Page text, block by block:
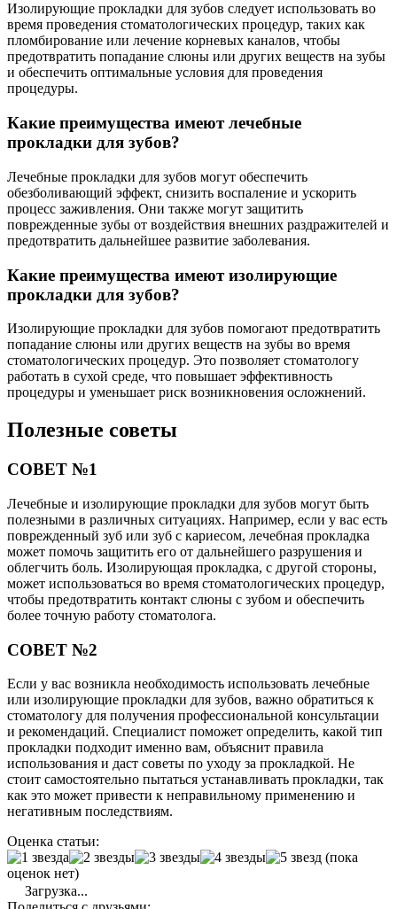
Изолирующие прокладки для зубов следует использовать во
время проведения стоматологических процедур, таких как
пломбирование или лечение корневых каналов, чтобы
предотвратить попадание слюны или других веществ на зубы
и обеспечить оптимальные условия для проведения
процедуры.
Какие преимущества имеют лечебные
прокладки для зубов?
Лечебные прокладки для зубов могут обеспечить
обезболивающий эффект, снизить воспаление и ускорить
процесс заживления. Они также могут защитить
поврежденные зубы от воздействия внешних раздражителей и
предотвратить дальнейшее развитие заболевания.
Какие преимущества имеют изолирующие
прокладки для зубов?
Изолирующие прокладки для зубов помогают предотвратить
попадание слюны или других веществ на зубы во время
стоматологических процедур. Это позволяет стоматологу
работать в сухой среде, что повышает эффективность
процедуры и уменьшает риск возникновения осложнений.
Полезные советы
СОВЕТ №1
Лечебные и изолирующие прокладки для зубов могут быть
полезными в различных ситуациях. Например, если у вас есть
поврежденный зуб или зуб с кариесом, лечебная прокладка
может помочь защитить его от дальнейшего разрушения и
облегчить боль. Изолирующая прокладка, с другой стороны,
может использоваться во время стоматологических процедур,
чтобы предотвратить контакт слюны с зубом и обеспечить
более точную работу стоматолога.
СОВЕТ №2
Если у вас возникла необходимость использовать лечебные
или изолирующие прокладки для зубов, важно обратиться к
стоматологу для получения профессиональной консультации
и рекомендаций. Специалист поможет определить, какой тип
прокладки подходит именно вам, объяснит правила
использования и даст советы по уходу за прокладкой. Не
стоит самостоятельно пытаться устанавливать прокладки, так
как это может привести к неправильному применению и
негативным последствиям.
Оценка статьи:
(пока
оценок нет)
Загрузка...